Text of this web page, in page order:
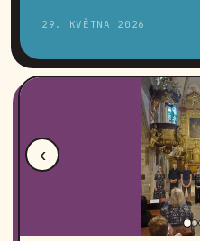
29. KVĚTNA 2026
‹